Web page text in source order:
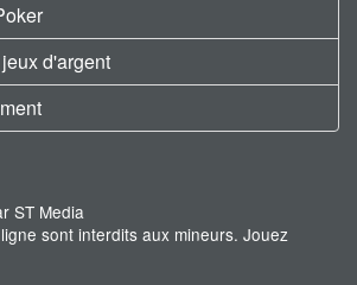
d'argent
ST Media
sont interdits aux mineurs. Jouez